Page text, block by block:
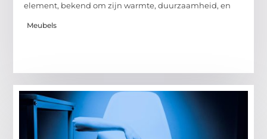
element, bekend om zijn warmte, duurzaamheid, en
Meubels